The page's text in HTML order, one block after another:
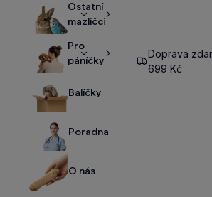
Ostatní
mazlíčci
ZobrazitZobrazit
Pro
páníčky
ZobrazitZobrazit
Balíčky
Poradna
O nás
Doprava
699 Kč